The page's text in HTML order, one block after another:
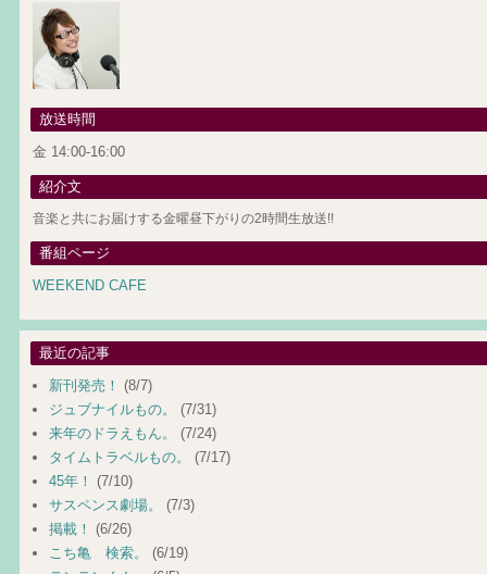
放送時間
金 14:00-16:00
紹介文
音楽と共にお届けする金曜昼下がりの2時間生放送!!
番組ページ
WEEKEND CAFE
最近の記事
新刊発売！ (8/7)
ジュブナイルもの。
(7/31)
来年のドラえもん。
(7/24)
タイムトラベルもの。
(7/17)
45年！ (7/10)
サスペンス劇場。
(7/3)
掲載！ (6/26)
こち亀 検索。
(6/19)